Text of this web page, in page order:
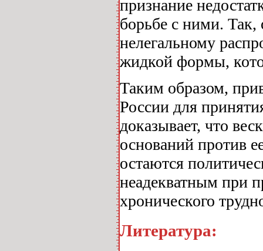
признание
борьбе с ними. Так,
нелегальному
жидкой формы,
Таким образом,
России для
доказывает, что
оснований против
остаются
неадекватным при
хронического
Литература: